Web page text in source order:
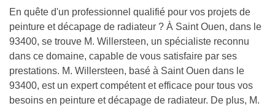
En quête d'un professionnel qualifié pour vos projets de
peinture et décapage de radiateur ? À Saint Ouen, dans le
93400, se trouve M. Willersteen, un spécialiste reconnu
dans ce domaine, capable de vous satisfaire par ses
prestations. M. Willersteen, basé à Saint Ouen dans le
93400, est un expert compétent et efficace pour tous vos
besoins en peinture et décapage de radiateur. De plus, M.